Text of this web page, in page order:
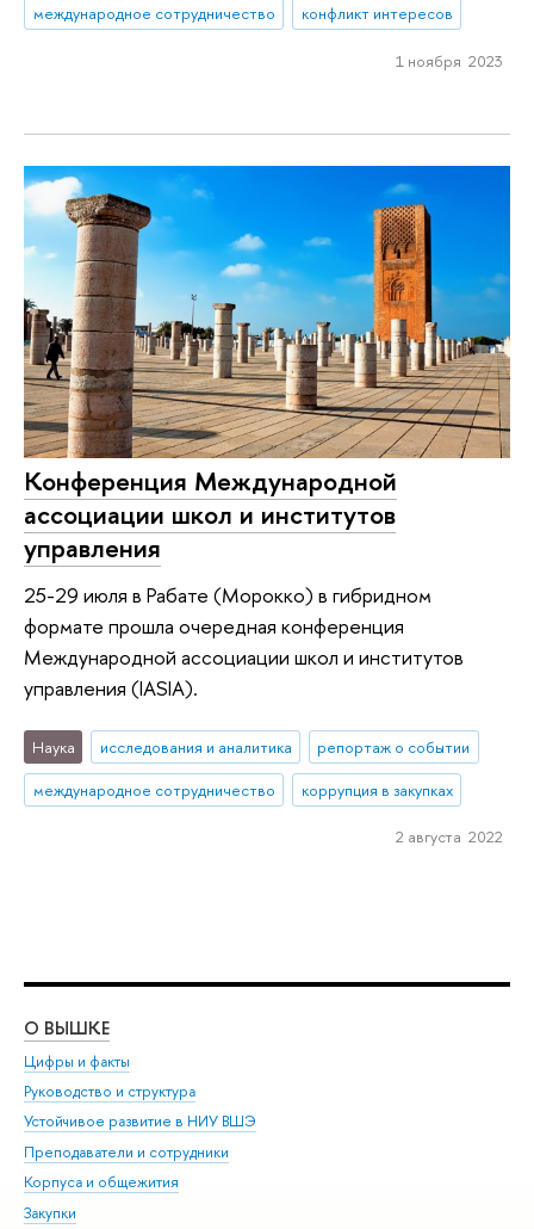
международное сотрудничество
конфликт интересов
1 ноября 2023
Конференция Международной
ассоциации школ и институтов
управления
25-29 июля в Рабате (Морокко) в гибридном
формате прошла очередная конференция
Международной ассоциации школ и институтов
управления (IASIA).
Наука исследования и аналитика
репортаж о событии
международное сотрудничество
коррупция в закупках
2 августа 2022
О ВЫШКЕ
Цифры и факты
Руководство и структура
Устойчивое развитие в НИУ ВШЭ
Преподаватели и сотрудники
Корпуса и общежития
Закупки